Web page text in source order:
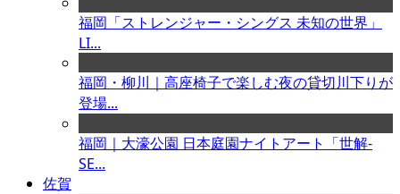
福岡「ストレンジャー・シングス 未知の世界」
LI...
福岡・柳川｜高座椅子で楽しむ夜の貸切川下りが
登場...
福岡｜大濠公園 日本庭園ナイトアート「世解-
SE...
佐賀